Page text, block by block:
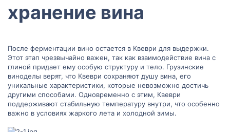
хранение вина​
После ферментации вино остается в Квеври для выдержки.
Этот этап чрезвычайно важен, так как взаимодействие вина с
глиной придает ему особую структуру и тело. Грузинские
виноделы верят, что Квеври сохраняют душу вина, его
уникальные характеристики, которые невозможно достичь
другими способами. Одновременно с этим, Квеври
поддерживают стабильную температуру внутри, что особенно
важно в условиях жаркого лета и холодной зимы.